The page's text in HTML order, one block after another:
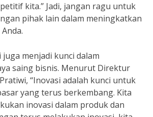
kita.” Jadi, jangan ragu untuk
pihak lain dalam meningkatkan
menjadi kunci dalam
saing bisnis. Menurut Direktur
“Inovasi adalah kunci untuk
yang terus berkembang. Kita
inovasi dalam produk dan